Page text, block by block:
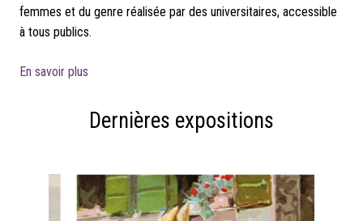
femmes et du genre réalisée par des universitaires, accessible
à tous publics.
En savoir plus
Dernières expositions